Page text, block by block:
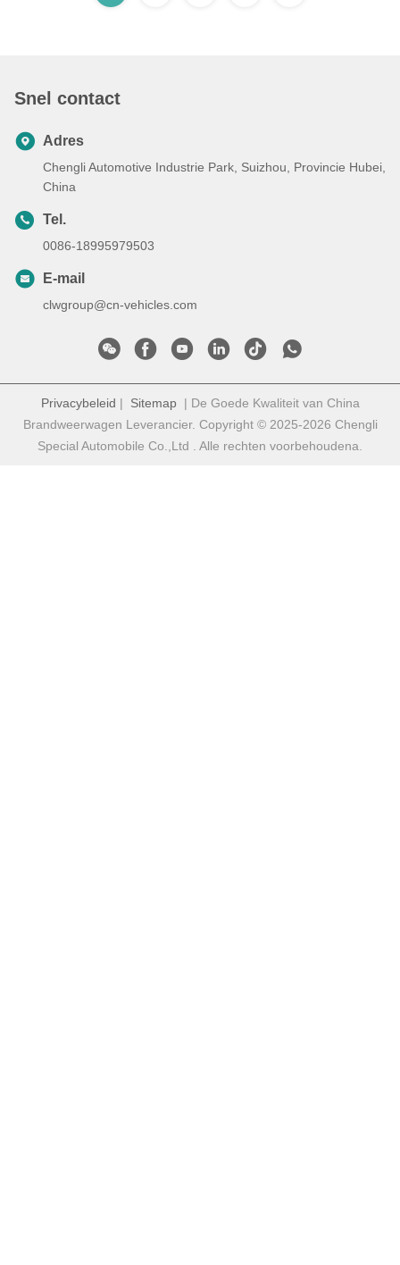
Snel contact
Adres
Chengli Automotive Industrie Park, Suizhou, Provincie Hubei,
China
Tel.
0086-18995979503
E-mail
clwgroup@cn-vehicles.com
Privacybeleid | Sitemap| De Goede Kwaliteit van China
Brandweerwagen Leverancier. Copyright © 2025-2026 Chengli
Special Automobile Co.,Ltd . Alle rechten voorbehoudena.